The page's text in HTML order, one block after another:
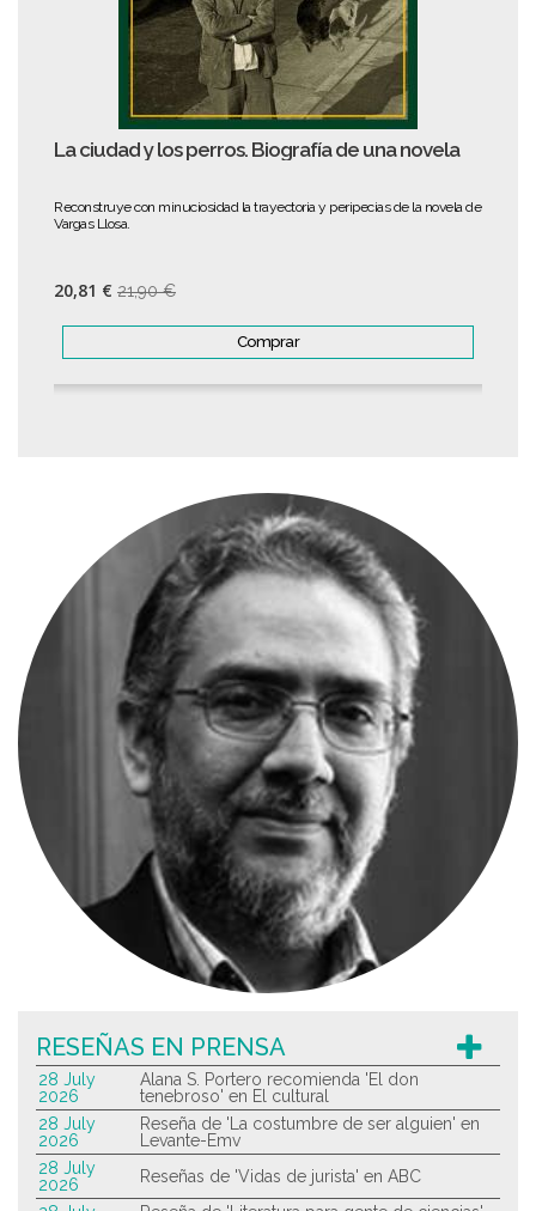
La ciudad y los perros. Biografía de una novela
Reconstruye con minuciosidad la trayectoria y peripecias de la novela de
Vargas Llosa.
20,81 € 21,90 €
Comprar
RESEÑAS EN PRENSA
28 July
2026
Alana S. Portero recomienda 'El don
tenebroso' en El cultural
28 July
2026
Reseña de 'La costumbre de ser alguien' en
Levante-Emv
28 July
2026
Reseñas de 'Vidas de jurista' en ABC